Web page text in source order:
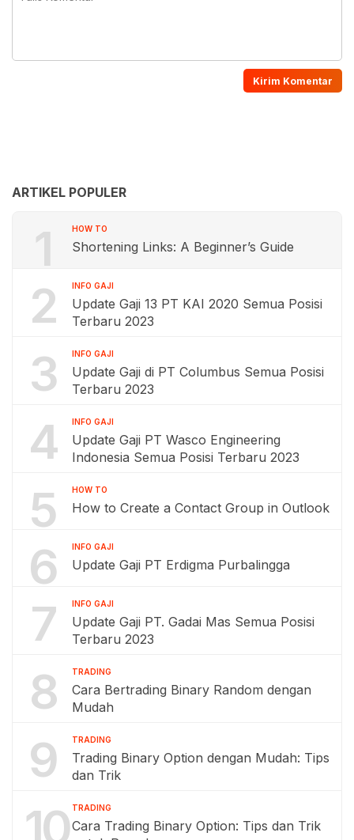
ARTIKEL POPULER
1 HOW TO
Shortening Links: A Beginner’s Guide
2 INFO GAJI
Update Gaji 13 PT KAI 2020 Semua Posisi
Terbaru 2023
3 INFO GAJI
Update Gaji di PT Columbus Semua Posisi
Terbaru 2023
4 INFO GAJI
Update Gaji PT Wasco Engineering
Indonesia Semua Posisi Terbaru 2023
5 HOW TO
How to Create a Contact Group in Outlook
6 INFO GAJI
Update Gaji PT Erdigma Purbalingga
7 INFO GAJI
Update Gaji PT. Gadai Mas Semua Posisi
Terbaru 2023
8 TRADING
Cara Bertrading Binary Random dengan
Mudah
9 TRADING
Trading Binary Option dengan Mudah: Tips
dan Trik
10 TRADING
Cara Trading Binary Option: Tips dan Trik